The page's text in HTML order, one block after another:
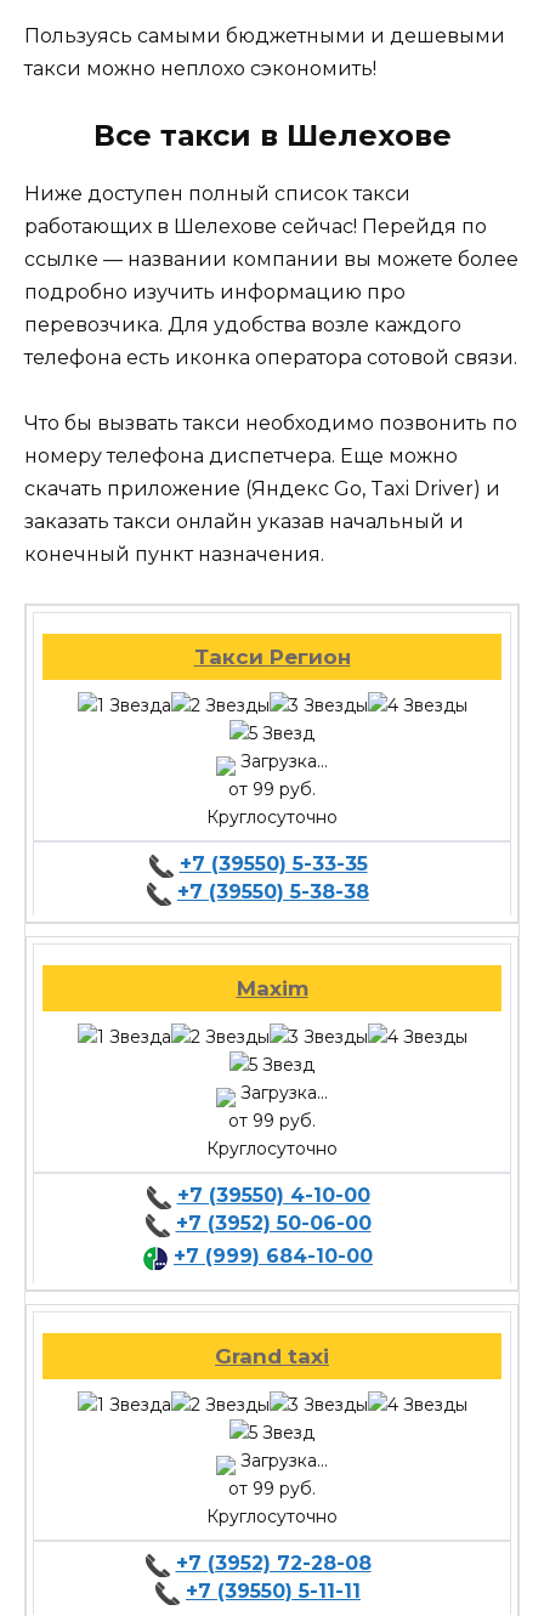
Пользуясь самыми бюджетными и дешевыми
такси можно неплохо сэкономить!
Все такси в Шелехове
Ниже доступен полный список такси
работающих в Шелехове сейчас! Перейдя по
ссылке — названии компании вы можете более
подробно изучить информацию про
перевозчика. Для удобства возле каждого
телефона есть иконка оператора сотовой связи.
Что бы вызвать такси необходимо позвонить по
номеру телефона диспетчера. Еще можно
скачать приложение (Яндекс Go, Taxi Driver) и
заказать такси онлайн указав начальный и
конечный пункт назначения.
Такси Регион
Загрузка...
от 99 руб.
Круглосуточно
+7 (39550) 5-33-35
+7 (39550) 5-38-38
Maxim
Загрузка...
от 99 руб.
Круглосуточно
+7 (39550) 4-10-00
+7 (3952) 50-06-00
+7 (999) 684-10-00
Grand taxi
Загрузка...
от 99 руб.
Круглосуточно
+7 (3952) 72-28-08
+7 (39550) 5-11-11